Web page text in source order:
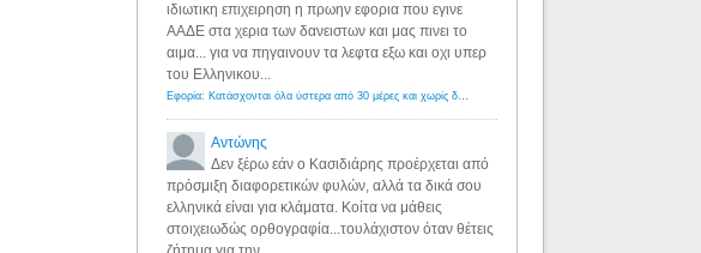
ιδιωτικη επιχειρηση η πρωην εφορια που εγινε
ΑΑΔΕ στα χερια των δανειστων και μας πινει το
αιμα... για να πηγαινουν τα λεφτα εξω και οχι υπερ
του Ελληνικου...
Εφορία: Κατάσχονται όλα ύστερα από 30 μέρες και χωρίς δικαστικές αποφάσεις - Λόγιος Ερμής
Αντώνης
Δεν ξέρω εάν ο Κασιδιάρης προέρχεται από
πρόσμιξη διαφορετικών φυλών, αλλά τα δικά σου
ελληνικά είναι για κλάματα. Κοίτα να μάθεις
στοιχειωδώς ορθογραφία...τουλάχιστον όταν θέτεις